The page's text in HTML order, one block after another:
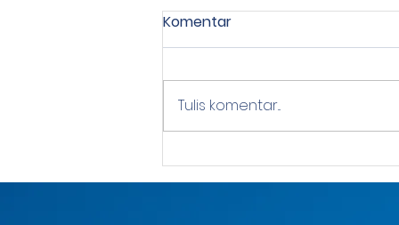
Untungkah Investasi
Properti Saat Resesi?
Komentar
Tulis komentar...